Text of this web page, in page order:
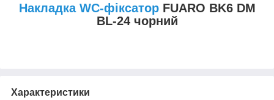
Накладка WC-фіксаторFUARO BK6 DM
BL-24 чорний
Характеристики